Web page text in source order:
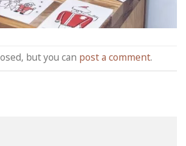
but you can post a comment.